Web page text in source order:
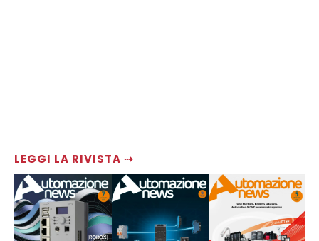
LEGGI LA RIVISTA ⇢